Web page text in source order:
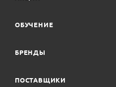
ОБУЧЕНИЕ
БРЕНДЫ
ПОСТАВЩИКИ